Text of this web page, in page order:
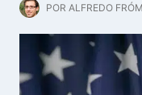
POR ALFREDO